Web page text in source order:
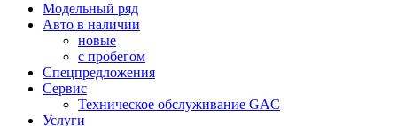
Модельный ряд
Авто в наличии
новые
с пробегом
Спецпредложения
Сервис
Техническое обслуживание GAC
Услуги